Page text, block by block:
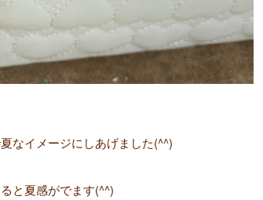
なイメージにしあげました(^^)
と夏感がでます(^^)